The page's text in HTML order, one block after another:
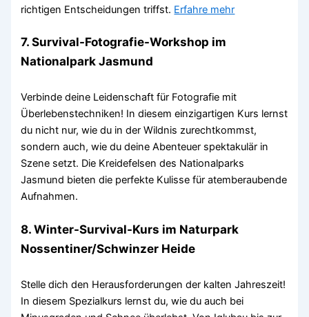
richtigen Entscheidungen triffst. Erfahre mehr
7. Survival-Fotografie-Workshop im
Nationalpark Jasmund
Verbinde deine Leidenschaft für Fotografie mit
Überlebenstechniken! In diesem einzigartigen Kurs lernst
du nicht nur, wie du in der Wildnis zurechtkommst,
sondern auch, wie du deine Abenteuer spektakulär in
Szene setzt. Die Kreidefelsen des Nationalparks
Jasmund bieten die perfekte Kulisse für atemberaubende
Aufnahmen.
8. Winter-Survival-Kurs im Naturpark
Nossentiner/Schwinzer Heide
Stelle dich den Herausforderungen der kalten Jahreszeit!
In diesem Spezialkurs lernst du, wie du auch bei